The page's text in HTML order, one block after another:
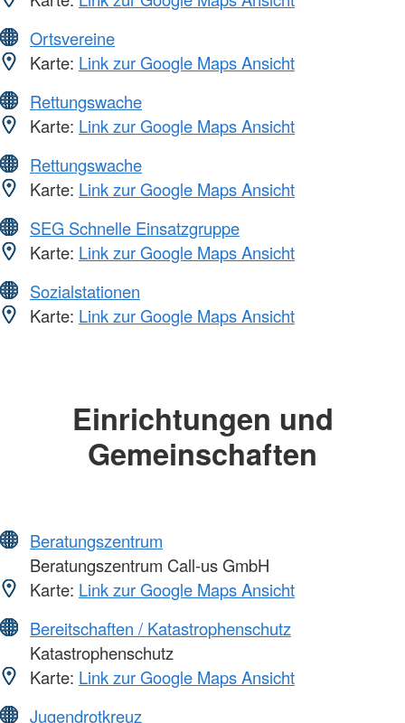
Ortsvereine
Karte: Link zur Google Maps Ansicht
Rettungswache
Karte: Link zur Google Maps Ansicht
Rettungswache
Karte: Link zur Google Maps Ansicht
SEG Schnelle Einsatzgruppe
Karte: Link zur Google Maps Ansicht
Sozialstationen
Karte: Link zur Google Maps Ansicht
Einrichtungen und
Gemeinschaften
Beratungszentrum
Beratungszentrum Call-us GmbH
Karte: Link zur Google Maps Ansicht
Bereitschaften / Katastrophenschutz
Katastrophenschutz
Karte: Link zur Google Maps Ansicht
Jugendrotkreuz